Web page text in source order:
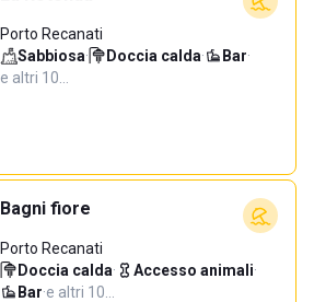
Porto Recanati
Sabbiosa· Doccia calda· Bar·
e altri 10…
Bagni fiore
Porto Recanati
Doccia calda· Accesso animali·
Bar·e altri 10…